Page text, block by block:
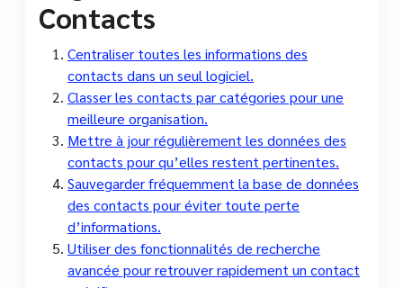
Contacts
Centraliser toutes les informations des
contacts dans un seul logiciel.
Classer les contacts par catégories pour une
meilleure organisation.
Mettre à jour régulièrement les données des
contacts pour qu’elles restent pertinentes.
Sauvegarder fréquemment la base de données
des contacts pour éviter toute perte
d’informations.
Utiliser des fonctionnalités de recherche
avancée pour retrouver rapidement un contact